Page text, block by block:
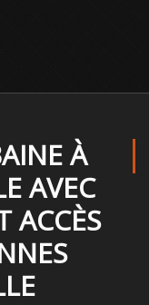
À
AVEC
ACCÈS